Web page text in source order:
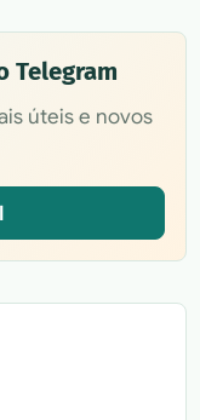
Telegram
úteis e novos